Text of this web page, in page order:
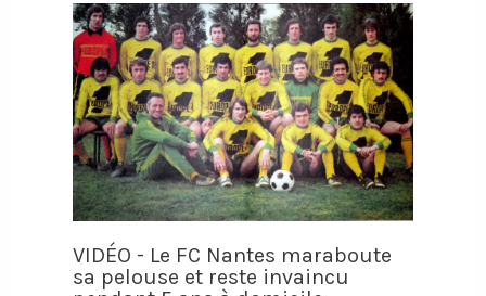
VIDÉO - Le FC Nantes maraboute
sa pelouse et reste invaincu